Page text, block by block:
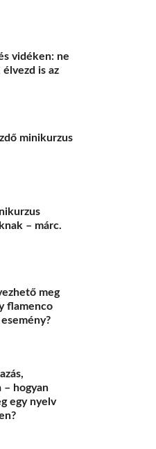
vidéken: ne
élvezd is az
minikurzus
– márc.
meg
flamenco
– hogyan
egy nyelv